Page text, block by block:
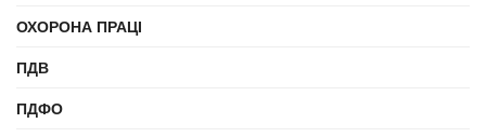
ОХОРОНА ПРАЦІ
ПДВ
ПДФО